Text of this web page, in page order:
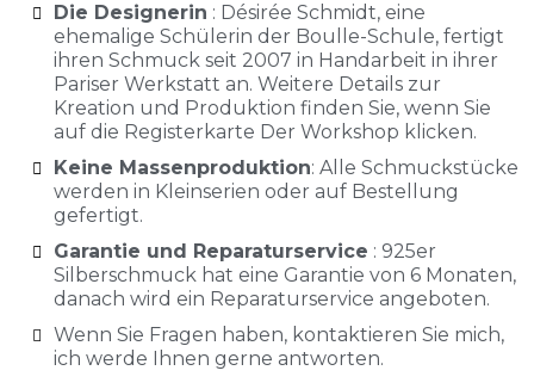
Die Designerin : Désirée Schmidt, eine
ehemalige Schülerin der Boulle-Schule, fertigt
ihren Schmuck seit 2007 in Handarbeit in ihrer
Pariser Werkstatt an. Weitere Details zur
Kreation und Produktion finden Sie, wenn Sie
auf die Registerkarte Der Workshop klicken.
Keine Massenproduktion: Alle Schmuckstücke
werden in Kleinserien oder auf Bestellung
gefertigt.
Garantie und Reparaturservice : 925er
Silberschmuck hat eine Garantie von 6 Monaten,
danach wird ein Reparaturservice angeboten.
Wenn Sie Fragen haben, kontaktieren Sie mich,
ich werde Ihnen gerne antworten.